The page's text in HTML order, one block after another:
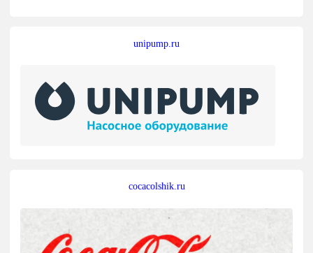
unipump.ru
cocacolshik.ru